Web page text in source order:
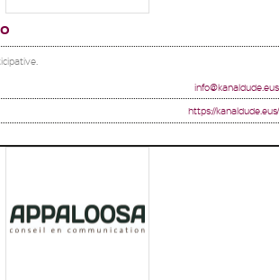
info@kanaldude.eus
https://kanaldude.eus/